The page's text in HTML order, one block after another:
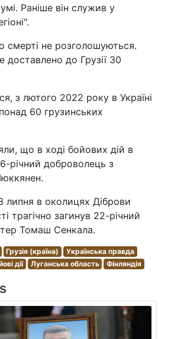
Раніше він служив у
смерті не розголошуються.
доставлено до Грузії 30
з лютого 2022 року в Україні
60 грузинських
що в ході бойових дій в
річний доброволець з
липня в околицях Діброви
трагічно загинув 22-річний
Томаш Сенкала.
Грузія (країна)
Українська правда
дії Луганська область Фінляндія